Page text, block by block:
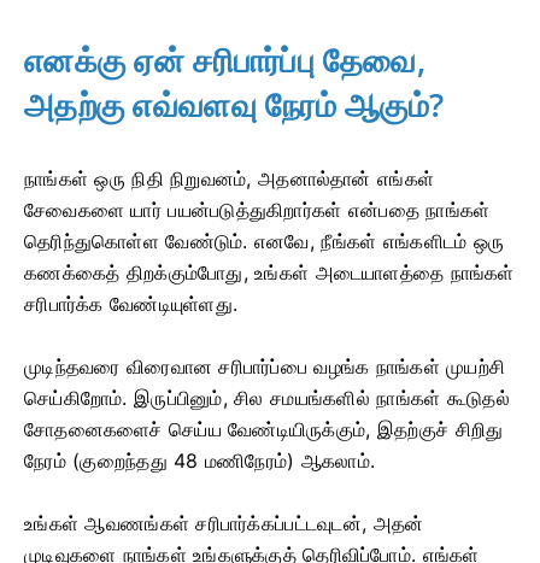
எனக்கு ஏன் சரிபார்ப்பு தேவை,
அதற்கு எவ்வளவு நேரம் ஆகும்?
நாங்கள் ஒரு நிதி நிறுவனம், அதனால்தான் எங்கள்
சேவைகளை யார் பயன்படுத்துகிறார்கள் என்பதை நாங்கள்
தெரிந்துகொள்ள வேண்டும். எனவே, நீங்கள் எங்களிடம் ஒரு
கணக்கைத் திறக்கும்போது, ​​உங்கள் அடையாளத்தை நாங்கள்
சரிபார்க்க வேண்டியுள்ளது.
முடிந்தவரை விரைவான சரிபார்ப்பை வழங்க நாங்கள் முயற்சி
செய்கிறோம். இருப்பினும், சில சமயங்களில் நாங்கள் கூடுதல்
சோதனைகளைச் செய்ய வேண்டியிருக்கும், இதற்குச் சிறிது
நேரம் (குறைந்தது 48 மணிநேரம்) ஆகலாம்.
உங்கள் ஆவணங்கள் சரிபார்க்கப்பட்டவுடன், அதன்
முடிவுகளை நாங்கள் உங்களுக்குத் தெரிவிப்போம். எங்கள்